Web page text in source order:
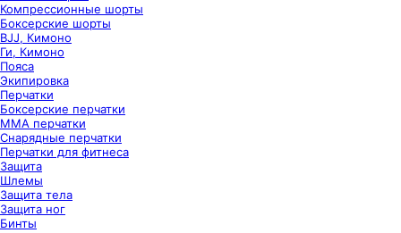
Компрессионные шорты
Боксерские шорты
BJJ, Кимоно
Ги, Кимоно
Пояса
Экипировка
Перчатки
Боксерские перчатки
ММА перчатки
Снарядные перчатки
Перчатки для фитнеса
Защита
Шлемы
Защита тела
Защита ног
Бинты